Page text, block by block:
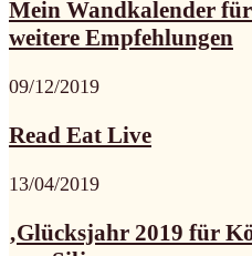
Mein Wandkalender
weitere Empfehlungen
09/12/2019
Read Eat Live
13/04/2019
‚Glücksjahr 2019 für